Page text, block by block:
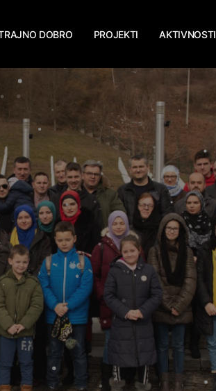
DOBRO PROJEKTI AKTIVNOSTI